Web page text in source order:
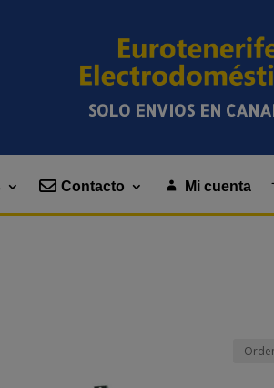
SOLO ENVIOS EN
Contacto Mi cuenta